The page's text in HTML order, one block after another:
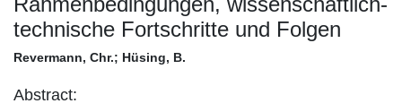
technische Fortschritte und Folgen
Revermann, Chr.; Hüsing, B.
Abstract: